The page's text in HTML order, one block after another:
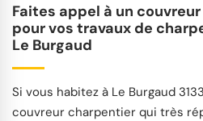
Faites appel à un
pour vos travaux de
Le Burgaud
Si vous habitez à Le Burgaud
couvreur charpentier qui très